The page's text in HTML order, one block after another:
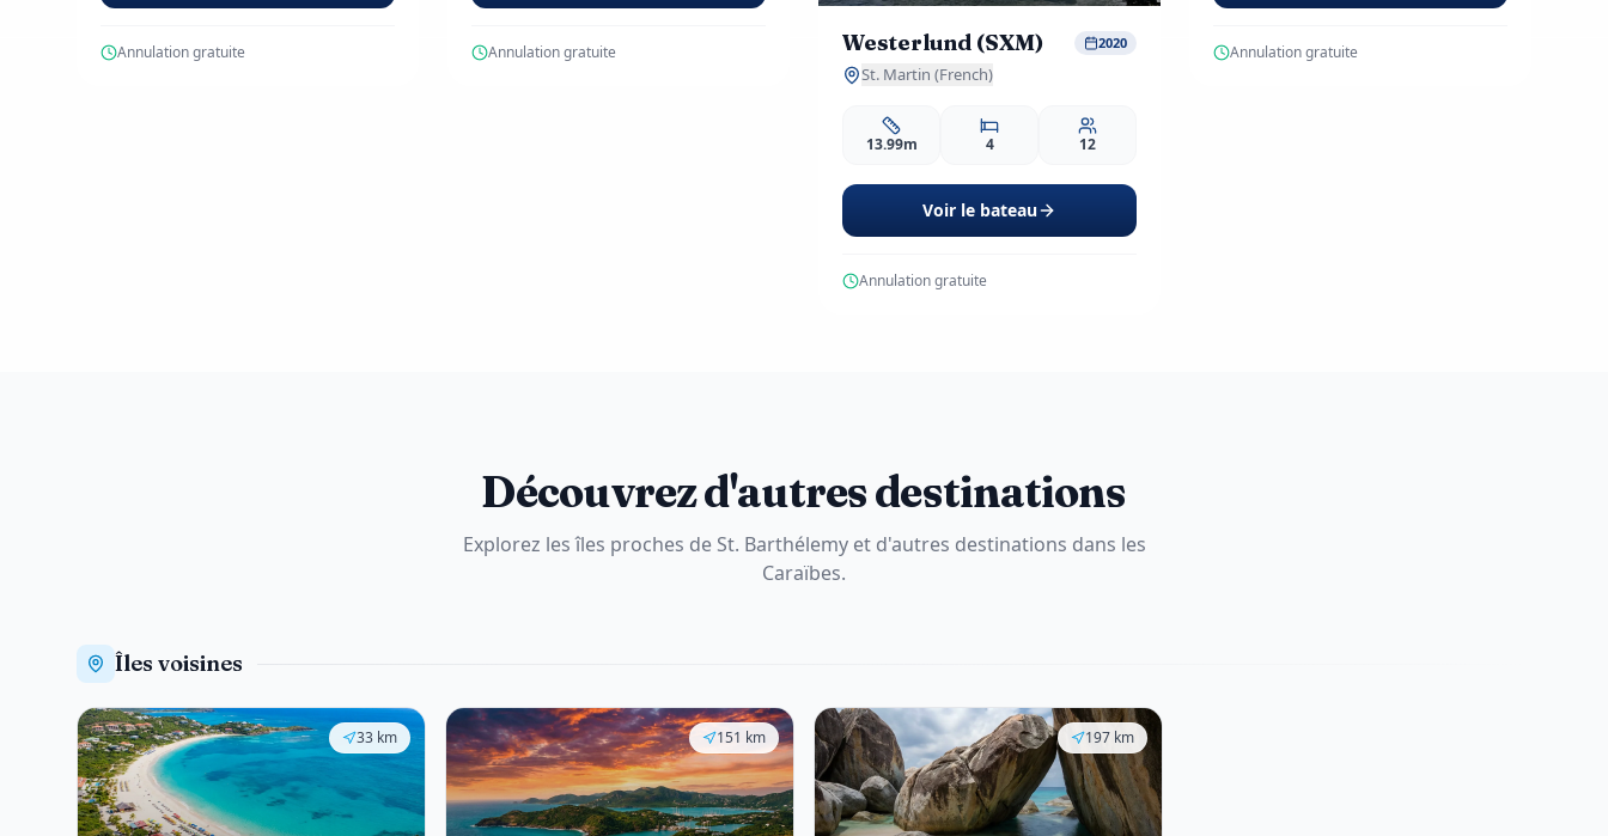
Annulation gratuite Annulation gratuite Westerlund (SXM) 2020
St. Martin (French)
13.99m 4 12
Voir le bateau
Annulation gratuite
Annulation gratuite
Découvrez d'autres destinations
Explorez les îles proches de St. Barthélemy et d'autres destinations dans les
Caraïbes.
Îles voisines
33 km 151 km 197 km